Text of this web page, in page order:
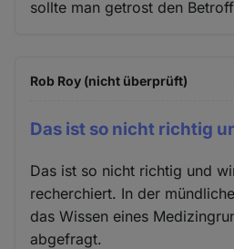
sollte man getrost den
Rob Roy (nicht überprüft)
Das ist so nicht richtig
Das ist so nicht richtig und
recherchiert. In der
das Wissen eines
abgefragt.